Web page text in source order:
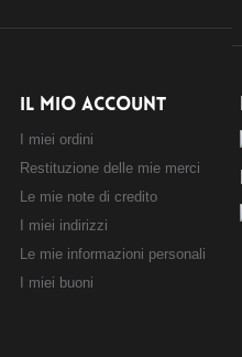
IL MIO ACCOUNT
I miei ordini
Restituzione delle mie merci
Le mie note di credito
I miei indirizzi
Le mie informazioni personali
I miei buoni